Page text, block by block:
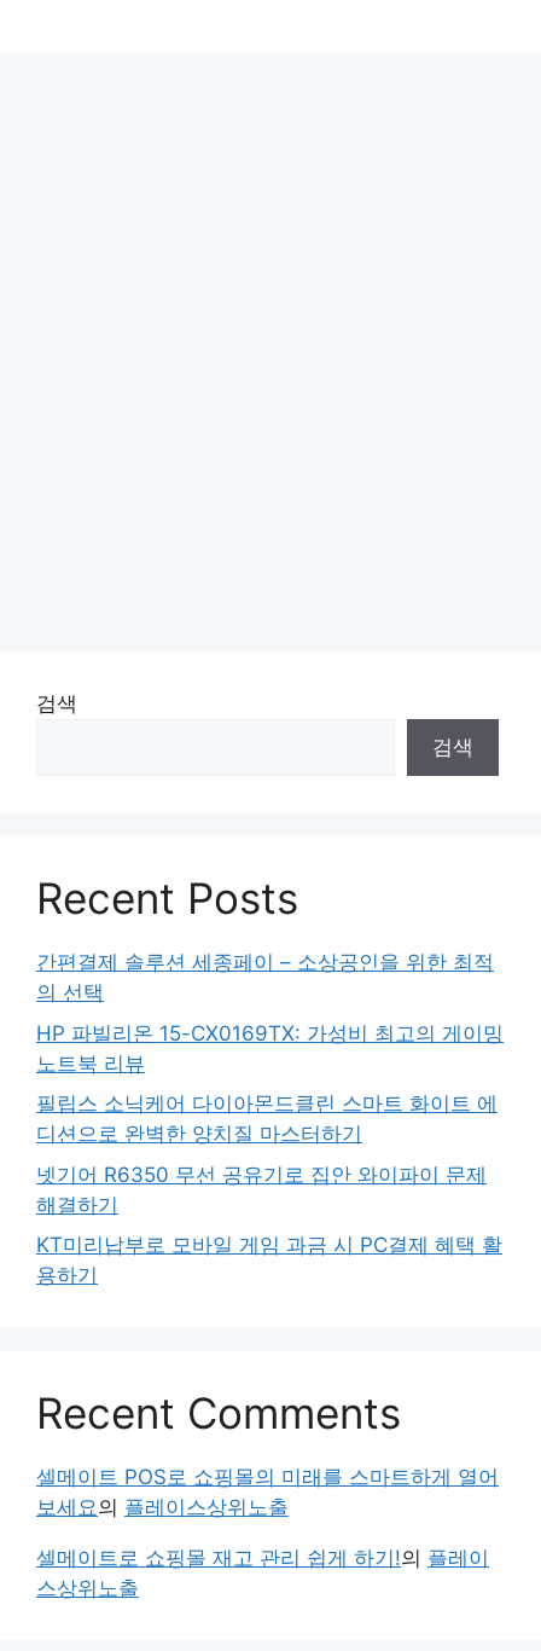
검색
검색
Recent Posts
간편결제 솔루션 세종페이 – 소상공인을 위한 최적
의 선택
HP 파빌리온 15-CX0169TX: 가성비 최고의 게이밍
노트북 리뷰
필립스 소닉케어 다이아몬드클린 스마트 화이트 에
디션으로 완벽한 양치질 마스터하기
넷기어 R6350 무선 공유기로 집안 와이파이 문제
해결하기
KT미리납부로 모바일 게임 과금 시 PC결제 혜택 활
용하기
Recent Comments
셀메이트 POS로 쇼핑몰의 미래를 스마트하게 열어
보세요의 플레이스상위노출
셀메이트로 쇼핑몰 재고 관리 쉽게 하기!의 플레이
스상위노출